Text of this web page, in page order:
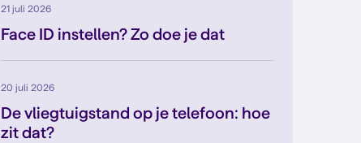
21 juli 2026
Face ID instellen? Zo doe je dat
20 juli 2026
De vliegtuigstand op je telefoon: hoe
zit dat?